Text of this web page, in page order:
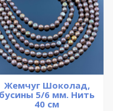
Жемчуг Шоколад,
бусины 5/6 мм. Нить
40 см